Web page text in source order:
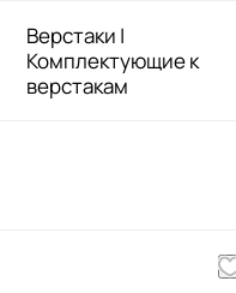
Верстаки |
Комплектующие к
верстакам